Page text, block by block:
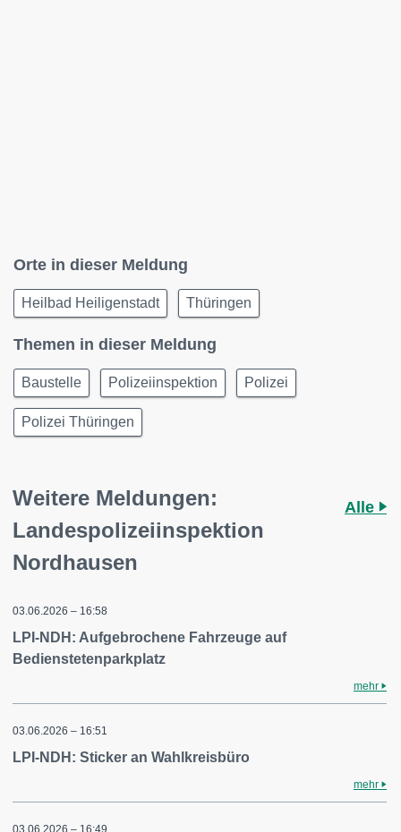
Orte in dieser Meldung
Heilbad Heiligenstadt Thüringen
Themen in dieser Meldung
Baustelle Polizeiinspektion Polizei
Polizei Thüringen
Weitere Meldungen:
Landespolizeiinspektion
Nordhausen
Alle
03.06.2026 – 16:58
LPI-NDH: Aufgebrochene Fahrzeuge auf
Bedienstetenparkplatz
mehr
03.06.2026 – 16:51
LPI-NDH: Sticker an Wahlkreisbüro
mehr
03.06.2026 – 16:49